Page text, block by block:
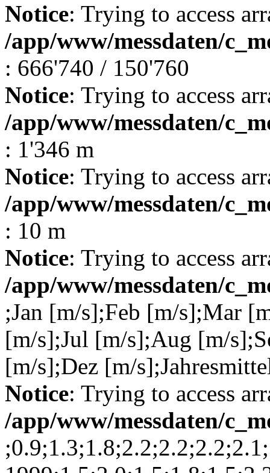
Notice: Trying to access
/app/www/messdaten/
: 666'740 / 150'760
Notice: Trying to access
/app/www/messdaten/
: 1'346 m
Notice: Trying to access
/app/www/messdaten/
: 10 m
Notice: Trying to access
/app/www/messdaten/
;Jan [m/s];Feb [m/s];Mar
[m/s];Jul [m/s];Aug [m/
[m/s];Dez [m/
Notice: Trying to access
/app/www/messdaten/